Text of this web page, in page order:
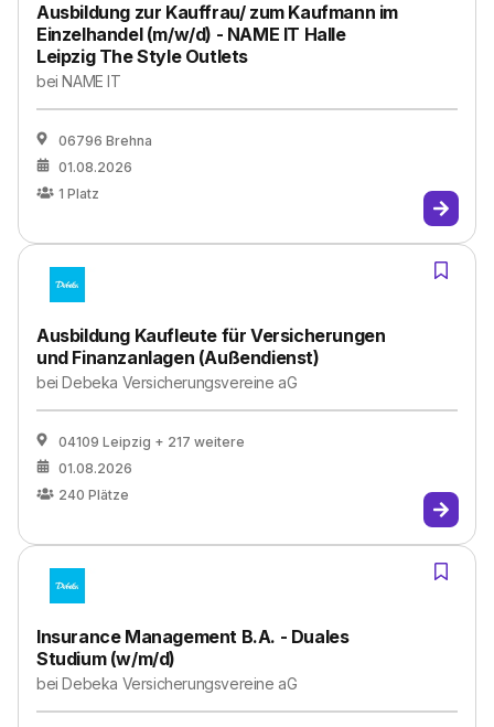
Ausbildung zur Kauffrau/ zum Kaufmann im
Einzelhandel (m/w/d) - NAME IT Halle
Leipzig The Style Outlets
beiNAME IT
06796 Brehna
01.08.2026
1 Platz
Ausbildung Kaufleute für Versicherungen
und Finanzanlagen (Außendienst)
beiDebeka Versicherungsvereine aG
04109 Leipzig + 217 weitere
01.08.2026
240 Plätze
Insurance Management B.A. - Duales
Studium (w/m/d)
beiDebeka Versicherungsvereine aG